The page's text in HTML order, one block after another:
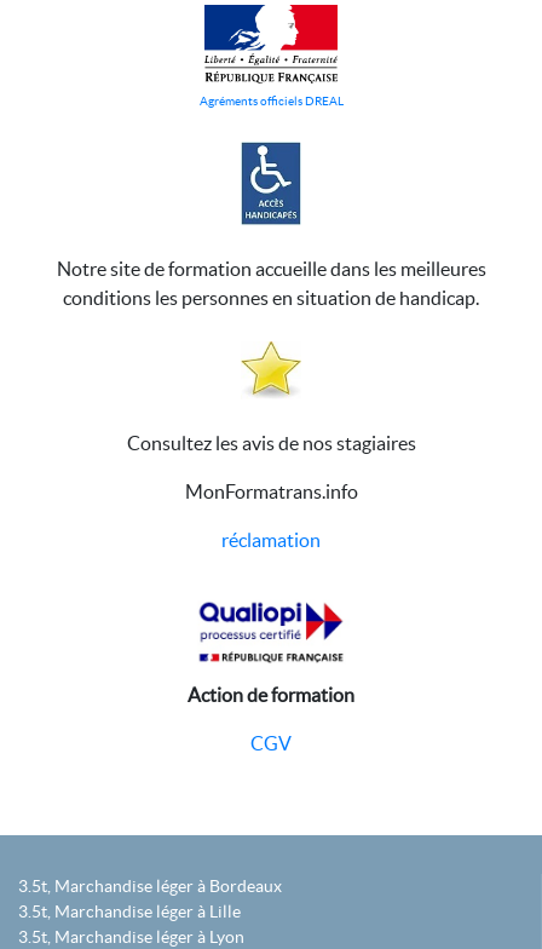
Agréments officiels DREAL
Notre site de formation accueille dans les meilleures
conditions les personnes en situation de handicap.
Consultez les avis de nos stagiaires
MonFormatrans.info
réclamation
Action de formation
CGV
3.5t, Marchandise léger à Bordeaux
3.5t, Marchandise léger à Lille
3.5t, Marchandise léger à Lyon